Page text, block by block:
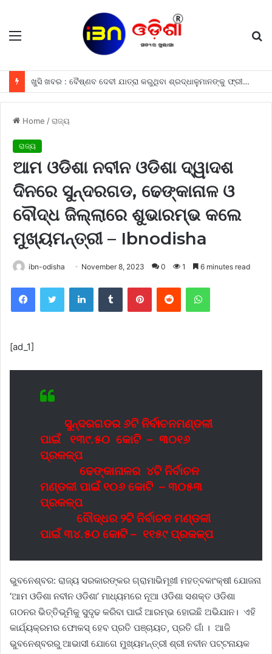
Menu
ଖୁସି ଖବର : ବୈଷ୍ଣବ ଦେବୀ ଯାତ୍ରା କରୁଥିବା ଶ୍ରଦ୍ଧାଳୁମାନଙ୍କୁ ଫ୍ରୀରେ ମିଳିବ ଏହି ସବୁ ଖାସ ସୁବିଧା ଗୁଡିକ
Home /ରାଜ୍ୟ
ରାଜ୍ୟ
ଆମ ଓଡିଶା ନବୀନ ଓଡିଶା ଦ୍ୱାଦଶ
ଦିନରେ ସୁନ୍ଦରଗଡ, ଢେଙ୍କାନାଳ ଓ
ବୌଦ୍ଧ ଜିଲ୍ଲାରେ ଶୁଭାରମ୍ଭ କଲେ
ମୁଖ୍ୟମନ୍ତ୍ରୀ – Ibnodisha
ibn-odisha November 8, 2023 0 1 6 minutes read
FacebookTwitter LinkedInTumblr PinterestReddit WhatsApp
[ad_1]
ସୁନ୍ଦରଗଡର ୬ଟି ନିର୍ବାଚନମଣ୍ଡଳୀ
ପାଇଁ ୧୩୯.୫୦ କୋଟି – ୩୦୧୬
ପ୍ରକଳ୍ପ
ଢେଙ୍କାନାଳର ୪ଟି ନିର୍ବାଚନ
ମଣ୍ଡଳୀ ପାଇଁ ୧୦୬ କୋଟି – ୩୦୫୩
ପ୍ରକଳ୍ପ
ବୌଦ୍ଧର ୨ଟି ନିର୍ବାଚନ ମଣ୍ଡଳୀ
ପାଇଁ ୩୪.୫୦ କୋଟି – ୧୧୫୯ ପ୍ରକଳ୍ପ
ଭୁବନେଶ୍ବର: ରାଜ୍ୟ ସରକାରଙ୍କର ଗ୍ରାମାଭିମୂଖୀ ମହତ୍ବକାଂକ୍ଷୀ ଯୋଜନା
‘ଆମ ଓଡିଶା ନବୀନ ଓଡିଶା’ ମାଧ୍ୟମରେ ନୂଆ ଓଡିଶା ସଶକ୍ତ ଓଡିଶା
ଗଠନର ଭିତ୍ତିଭୂମିକୁ ସୁଦୃଢ କରିବା ପାଇଁ ଆରମ୍ଭ ହୋଇଛି ଅଭିଯାନ। ଏହି
କାର୍ଯ୍ୟକ୍ରମର ଫୋକସ୍‌ ହେବ ପ୍ରତି ପଞ୍ଚାୟତ, ପ୍ରତି ଗାଁ । ଆଜି
ଭୁବନେଶ୍ବରରୁ ଆଭାସୀ ଯୋଗେ ମୁଖ୍ୟମନ୍ତ୍ରୀ ଶ୍ରୀ ନବୀନ ପଟ୍ଟନାୟକ